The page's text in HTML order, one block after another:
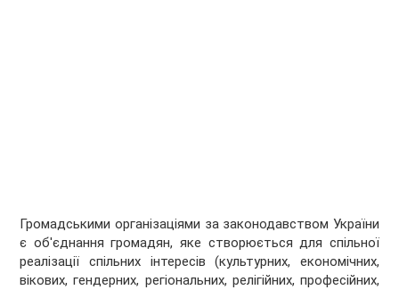
Громадськими організаціями за законодавством України
є об'єднання громадян, яке створюється для спільної
реалізації спільних інтересів (культурних, економічних,
вікових, гендерних, регіональних, релігійних, професійних,